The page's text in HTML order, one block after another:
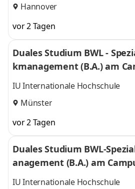
Hannover
vor 2 Tagen
Duales Studium BWL -
kmanagement (B.A.) am
l
IU Internationale Hochschule
Münster
vor 2 Tagen
Duales Studium BWL-
anagement (B.A.) am
IU Internationale Hochschule